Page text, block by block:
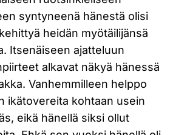
syntyneenä hänestä olisi
heidän myötäilijänsä
Itsenäiseen ajatteluun
alkavat näkyä hänessä
Vanhemmilleen helppo
ikätovereita kohtaan usein
eikä hänellä siksi ollut